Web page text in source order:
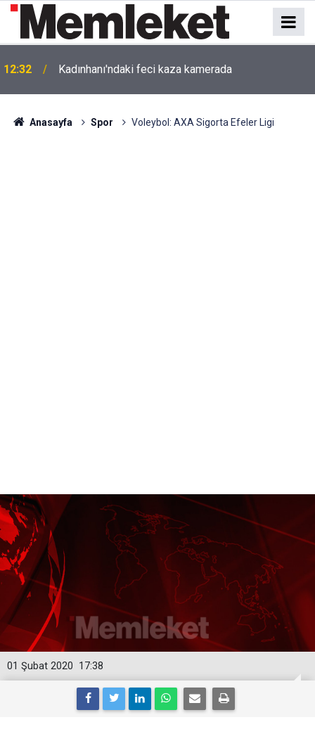
12:32 Kadınhanı'ndaki feci kaza kamerada
Anasayfa Spor Voleybol: AXA Sigorta Efeler Ligi
17:38
01 Şubat 2020